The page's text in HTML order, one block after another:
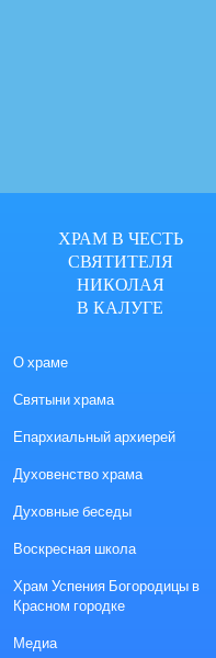
ХРАМ В ЧЕСТЬ
СВЯТИТЕЛЯ
НИКОЛАЯ
В КАЛУГЕ
О храме
Святыни храма
Епархиальный архиерей
Духовенство храма
Духовные беседы
Воскресная школа
Храм Успения Богородицы в
Красном городке
Медиа